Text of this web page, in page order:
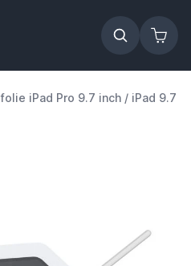
iPad Pro 9.7 inch / iPad 9.7